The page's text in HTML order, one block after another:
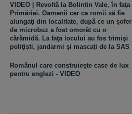
VIDEO | Revoltă la Bolintin Vale, în faţa
Primăriei. Oamenii cer ca romii să fie
alungaţi din localitate, după ce un şofer
de microbuz a fost omorât cu o
cărămidă. La faţa locului au fos trimişi
poliţişti, jandarmi şi mascaţi de la SAS
Românul care construieşte case de lux
pentru englezi - VIDEO